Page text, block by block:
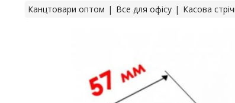
Канцтовари оптом Все для офісу Касова